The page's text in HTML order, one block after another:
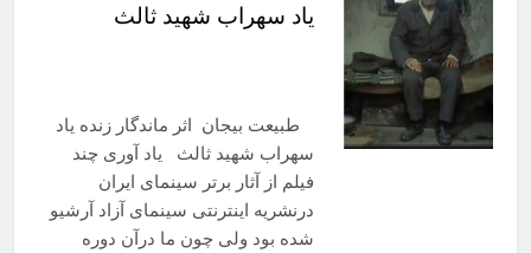
یاد سهراب شهید ثالث
طبیعت بیجان اثر ماندگار زنده یاد
سهراب شهید ثالث یاد آوری چند
فیلم از آثار برتر سینمای ایران
درنشریه اینترنتی سینمای آزاد آرشیو
شده بود ولی چون ما درآن دوره